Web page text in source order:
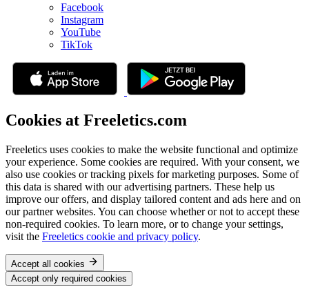
Facebook
Instagram
YouTube
TikTok
Cookies at Freeletics.com
Freeletics uses cookies to make the website functional and optimize
your experience. Some cookies are required. With your consent, we
also use cookies or tracking pixels for marketing purposes. Some of
this data is shared with our advertising partners. These help us
improve our offers, and display tailored content and ads here and on
our partner websites. You can choose whether or not to accept these
non-required cookies. To learn more, or to change your settings,
visit the Freeletics cookie and privacy policy.
Accept all cookies
Accept only required cookies